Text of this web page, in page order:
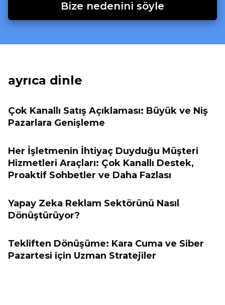
Bize nedenini söyle
ayrıca dinle
Çok Kanallı Satış Açıklaması: Büyük ve Niş
Pazarlara Genişleme
Her İşletmenin İhtiyaç Duyduğu Müşteri
Hizmetleri Araçları: Çok Kanallı Destek,
Proaktif Sohbetler ve Daha Fazlası
Yapay Zeka Reklam Sektörünü Nasıl
Dönüştürüyor?
Tekliften Dönüşüme: Kara Cuma ve Siber
Pazartesi için Uzman Stratejiler